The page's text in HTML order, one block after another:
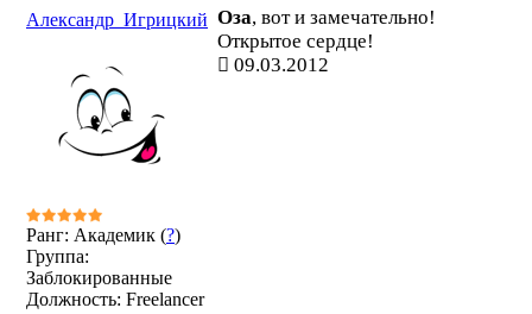
Александр_Игрицкий
Ранг: Академик (?)
Группа:
Заблокированные
Должность: Freelancer
Оза, вот и замечательно!
Открытое сердце!
09.03.2012